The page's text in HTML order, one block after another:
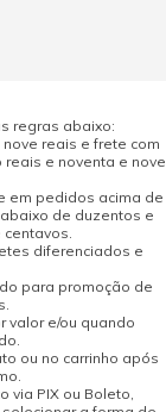
regras abaixo:
reais e frete com
e noventa e nove
em pedidos acima de
de duzentos e
centavos.
diferenciados e
para promoção de
valor e/ou quando
ou no carrinho após
via PIX ou Boleto,